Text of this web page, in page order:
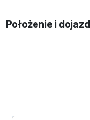
Położenie i dojazd